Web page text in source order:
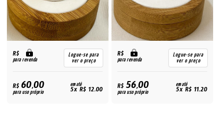
R$
para revenda
Logue-se para
ver o preço
R$60,00
para uso próprio
em até
5x R$ 12,00
R$
para revenda
Logue-se para
ver o preço
R$56,00
para uso próprio
em até
5x R$ 11,20